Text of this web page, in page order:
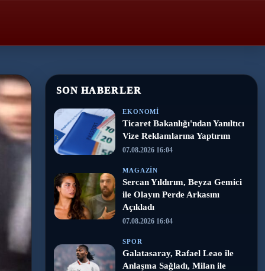
SON HABERLER
EKONOMI
Ticaret Bakanlığı'ndan Yanıltıcı
Vize Reklamlarına Yaptırım
07.08.2026 16:04
MAGAZIN
Sercan Yıldırım, Beyza Gemici
ile Olayın Perde Arkasını
Açıkladı
07.08.2026 16:04
SPOR
Galatasaray, Rafael Leao ile
Anlaşma Sağladı, Milan ile